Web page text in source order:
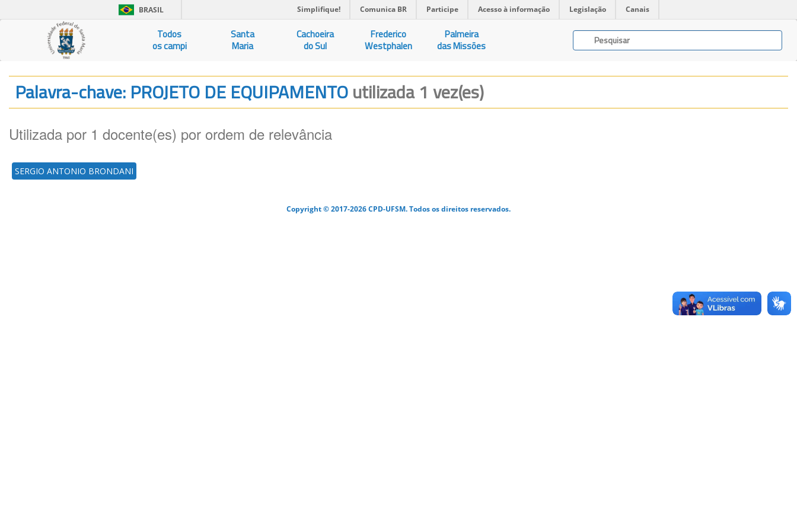
BRASIL Simplifique! Comunica BR Participe Acesso à informação Legislação Canais
Todos
os campi
Santa
Maria
Cachoeira
do Sul
Frederico
Westphalen
Palmeira
das Missões
Palavra-chave: PROJETO DE EQUIPAMENTOutilizada 1 vez(es)
Utilizada por 1 docente(es) por ordem de relevância
SERGIO ANTONIO BRONDANI
Copyright © 2017-2026 CPD-UFSM. Todos os direitos reservados.